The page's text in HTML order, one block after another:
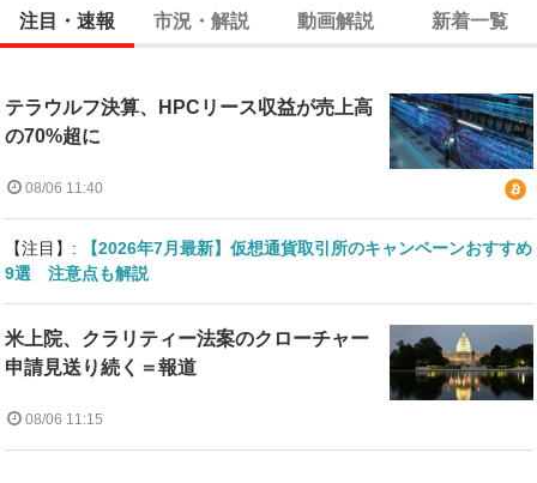
注目・速報 市況・解説 動画解説 新着一覧
テラウルフ決算、HPCリース収益が売上高
の70%超に
08/06 11:40
【注目】:
【2026年7月最新】仮想通貨取引所のキャンペーンおすすめ
9選 注意点も解説
米上院、クラリティー法案のクローチャー
申請見送り続く＝報道
08/06 11:15